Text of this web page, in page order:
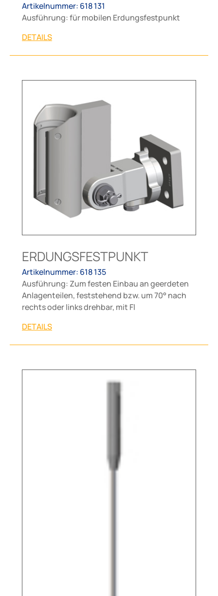
Artikelnummer: 618 131
Ausführung: für mobilen Erdungsfestpunkt
DETAILS
ERDUNGSFESTPUNKT
Artikelnummer: 618 135
Ausführung: Zum festen Einbau an geerdeten
Anlagenteilen, feststehend bzw. um 70° nach
rechts oder links drehbar, mit Fl
DETAILS